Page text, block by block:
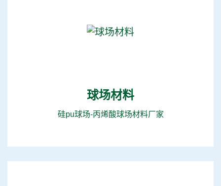
球场材料
硅pu球场-丙烯酸球场材料厂家